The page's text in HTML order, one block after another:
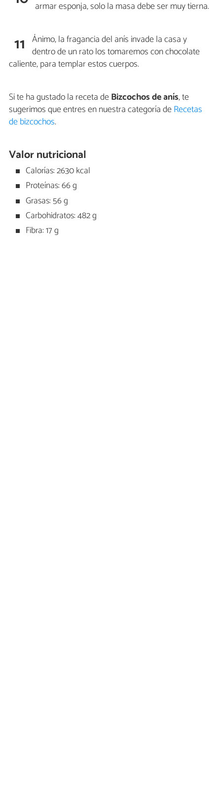
armar esponja, solo la masa debe ser muy tierna.
11 Ánimo, la fragancia del anís invade la casa y
dentro de un rato los tomaremos con chocolate
caliente, para templar estos cuerpos.
Si te ha gustado la receta deBizcochos de anís, te
sugerimos que entres en nuestra categoría deRecetas
de bizcochos.
Valor nutricional
Calorías: 2630 kcal
Proteínas: 66 g
Grasas: 56 g
Carbohidratos: 482 g
Fibra: 17 g